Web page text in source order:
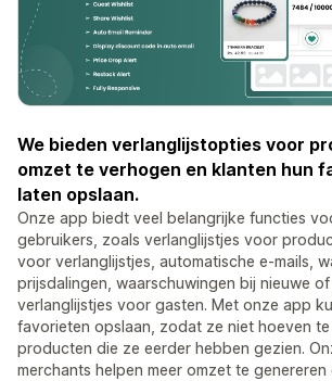
We bieden verlanglijstopties voor
omzet te verhogen en klanten hun
laten opslaan.
Onze app biedt veel belangrijke functies
gebruikers, zoals verlanglijstjes voor
voor verlanglijstjes, automatische e-mails,
prijsdalingen, waarschuwingen bij nieuwe
verlanglijstjes voor gasten. Met onze app
favorieten opslaan, zodat ze niet hoeven
producten die ze eerder hebben gezien.
merchants helpen meer omzet te